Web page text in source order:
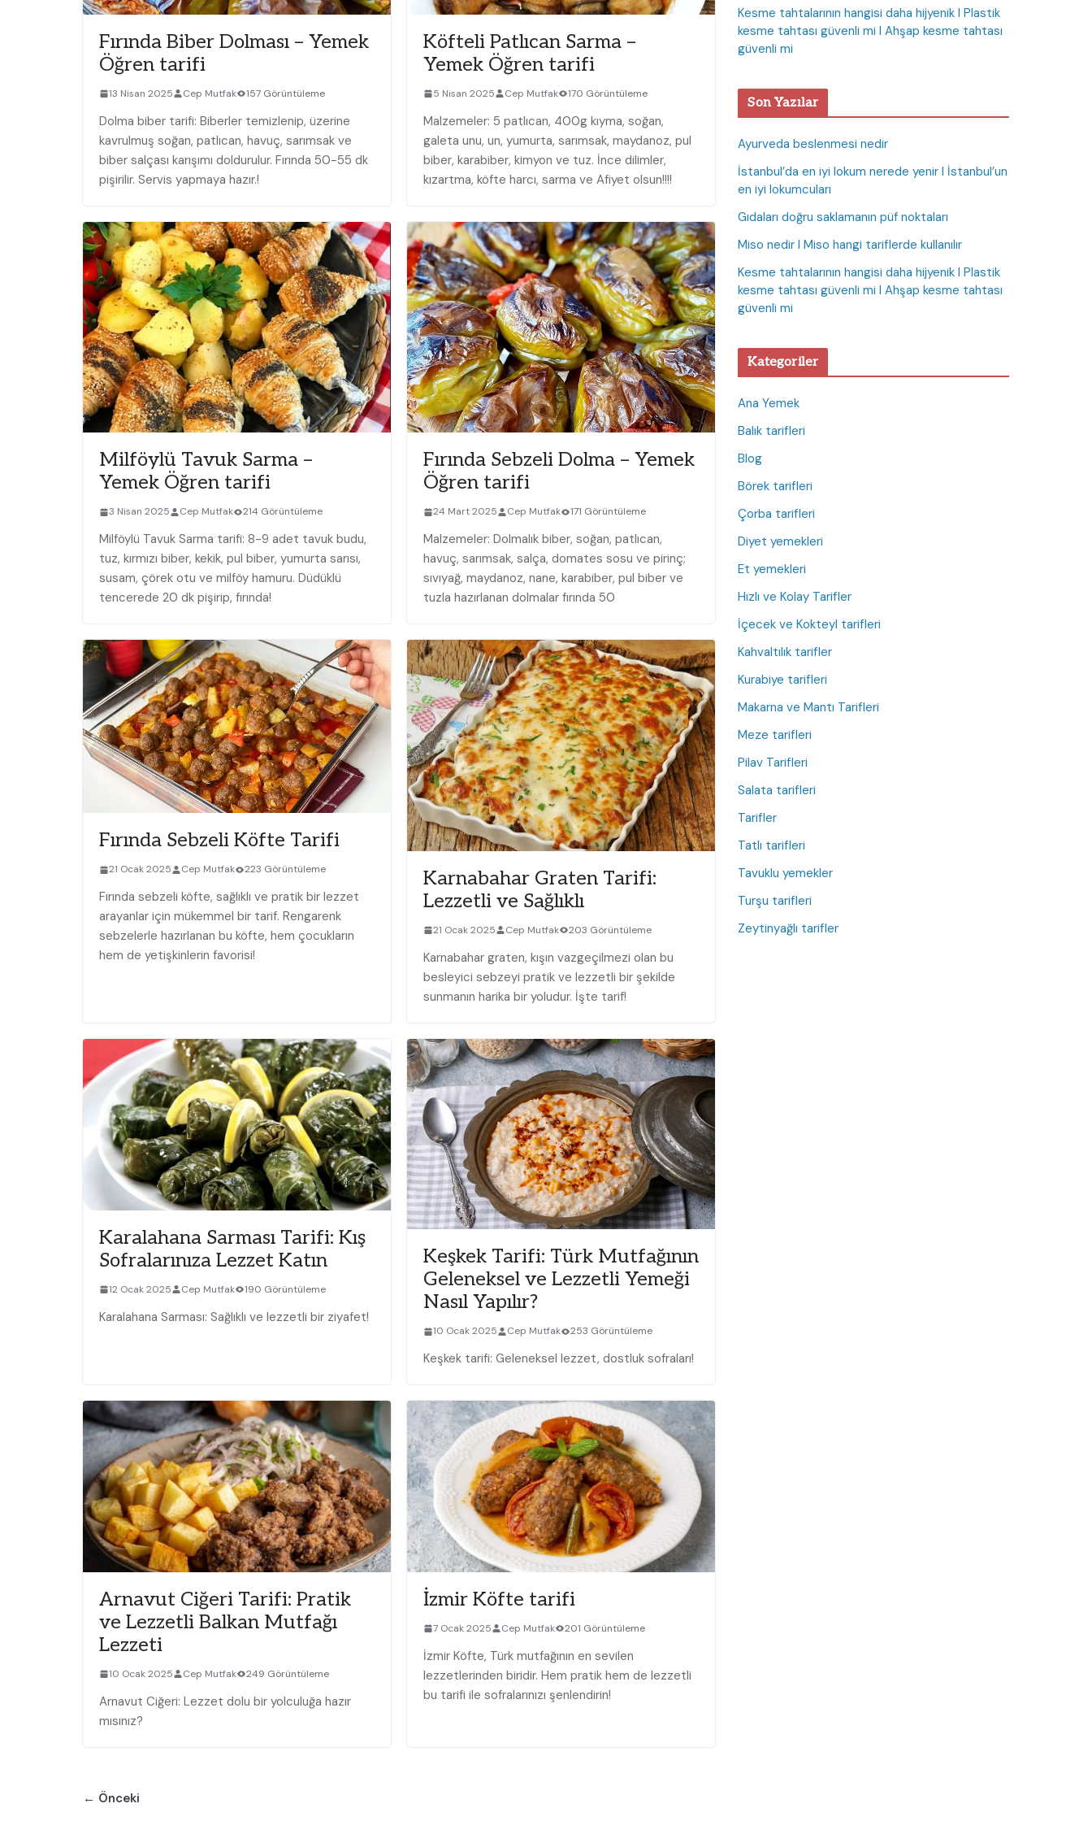
Fırında Biber Dolması – Yemek
Öğren tarifi
13 Nisan 2025 Cep Mutfak 157 Görüntüleme
Dolma biber tarifi: Biberler temizlenip, üzerine
kavrulmuş soğan, patlıcan, havuç, sarımsak ve
biber salçası karışımı doldurulur. Fırında 50-55 dk
pişirilir. Servis yapmaya hazır.!
Köfteli Patlıcan Sarma –
Yemek Öğren tarifi
5 Nisan 2025 Cep Mutfak 170 Görüntüleme
Malzemeler: 5 patlıcan, 400g kıyma, soğan,
galeta unu, un, yumurta, sarımsak, maydanoz, pul
biber, karabiber, kimyon ve tuz. İnce dilimler,
kızartma, köfte harcı, sarma ve Afiyet olsun!!!!
Milföylü Tavuk Sarma –
Yemek Öğren tarifi
3 Nisan 2025 Cep Mutfak 214 Görüntüleme
Milföylü Tavuk Sarma tarifi: 8-9 adet tavuk budu,
tuz, kırmızı biber, kekik, pul biber, yumurta sarısı,
susam, çörek otu ve milföy hamuru. Düdüklü
tencerede 20 dk pişirip, fırında!
Fırında Sebzeli Dolma – Yemek
Öğren tarifi
24 Mart 2025 Cep Mutfak 171 Görüntüleme
Malzemeler: Dolmalık biber, soğan, patlıcan,
havuç, sarımsak, salça, domates sosu ve pirinç;
sıvıyağ, maydanoz, nane, karabiber, pul biber ve
tuzla hazırlanan dolmalar fırında 50
Fırında Sebzeli Köfte Tarifi
21 Ocak 2025 Cep Mutfak 223 Görüntüleme
Fırında sebzeli köfte, sağlıklı ve pratik bir lezzet
arayanlar için mükemmel bir tarif. Rengarenk
sebzelerle hazırlanan bu köfte, hem çocukların
hem de yetişkinlerin favorisi!
Karnabahar Graten Tarifi:
Lezzetli ve Sağlıklı
21 Ocak 2025 Cep Mutfak 203 Görüntüleme
Karnabahar graten, kışın vazgeçilmezi olan bu
besleyici sebzeyi pratik ve lezzetli bir şekilde
sunmanın harika bir yoludur. İşte tarif!
Karalahana Sarması Tarifi: Kış
Sofralarınıza Lezzet Katın
12 Ocak 2025 Cep Mutfak 190 Görüntüleme
Karalahana Sarması: Sağlıklı ve lezzetli bir ziyafet!
Keşkek Tarifi: Türk Mutfağının
Geleneksel ve Lezzetli Yemeği
Nasıl Yapılır?
10 Ocak 2025 Cep Mutfak 253 Görüntüleme
Keşkek tarifi: Geleneksel lezzet, dostluk sofraları!
Arnavut Ciğeri Tarifi: Pratik
ve Lezzetli Balkan Mutfağı
Lezzeti
10 Ocak 2025 Cep Mutfak 249 Görüntüleme
Arnavut Ciğeri: Lezzet dolu bir yolculuğa hazır
mısınız?
İzmir Köfte tarifi
7 Ocak 2025 Cep Mutfak 201 Görüntüleme
İzmir Köfte, Türk mutfağının en sevilen
lezzetlerinden biridir. Hem pratik hem de lezzetli
bu tarifi ile sofralarınızı şenlendirin!
← Önceki
Kesme tahtalarının hangisi daha hijyenik I Plastik
kesme tahtası güvenli mi I Ahşap kesme tahtası
güvenli mi
Son Yazılar
Ayurveda beslenmesi nedir
İstanbul’da en iyi lokum nerede yenir I İstanbul’un
en iyi lokumcuları
Gıdaları doğru saklamanın püf noktaları
Miso nedir I Miso hangi tariflerde kullanılır
Kesme tahtalarının hangisi daha hijyenik I Plastik
kesme tahtası güvenli mi I Ahşap kesme tahtası
güvenli mi
Kategoriler
Ana Yemek
Balık tarifleri
Blog
Börek tarifleri
Çorba tarifleri
Diyet yemekleri
Et yemekleri
Hızlı ve Kolay Tarifler
İçecek ve Kokteyl tarifleri
Kahvaltılık tarifler
Kurabiye tarifleri
Makarna ve Mantı Tarifleri
Meze tarifleri
Pilav Tarifleri
Salata tarifleri
Tarifler
Tatlı tarifleri
Tavuklu yemekler
Turşu tarifleri
Zeytinyağlı tarifler